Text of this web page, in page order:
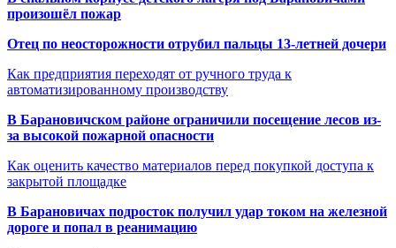
произошёл пожар
Отец по неосторожности отрубил пальцы 13-летней дочери
Как предприятия переходят от ручного труда к
автоматизированному производству
В Барановичском районе ограничили посещение лесов из-
за высокой пожарной опасности
Как оценить качество материалов перед покупкой доступа к
закрытой площадке
В Барановичах подросток получил удар током на железной
дороге и попал в реанимацию